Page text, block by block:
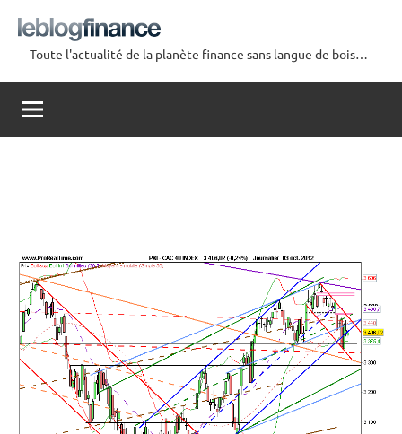
contenu
Le
Blog
Finance
Toute l'actualité de la planète finance sans langue de bois…